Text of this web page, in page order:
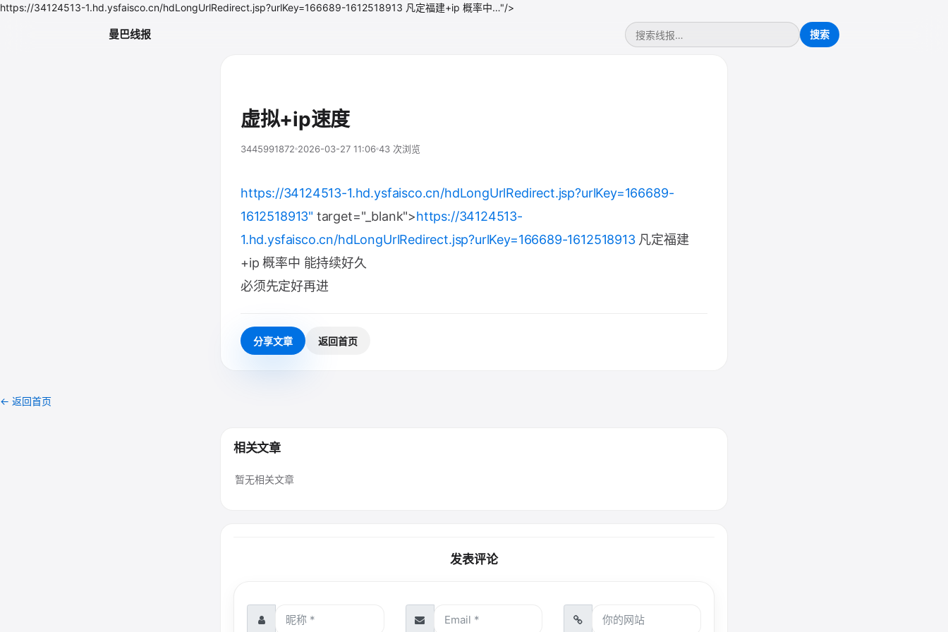
https://34124513-1.hd.ysfaisco.cn/hdLongUrlRedirect.jsp?urlKey=166689-1612518913 凡定福建+ip 概率中…"/>
曼巴线报
虚拟+ip速度
3445991872 2026-03-27 11:06 43 次浏览
https://34124513-1.hd.ysfaisco.cn/hdLongUrlRedirect.jsp?urlKey=166689-
1612518913" target="_blank">https://34124513-
1.hd.ysfaisco.cn/hdLongUrlRedirect.jsp?urlKey=166689-1612518913凡定福建
+ip 概率中 能持续好久
必须先定好再进
分享文章 返回首页
← 返回首页
相关文章
暂无相关文章
发表评论